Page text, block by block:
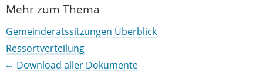
Mehr zum Thema
Gemeinderatssitzungen Überblick
Ressortverteilung
Download aller Dokumente